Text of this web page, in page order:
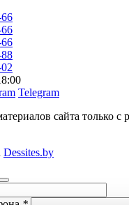
Telegram
сайта только с
Dessites.by